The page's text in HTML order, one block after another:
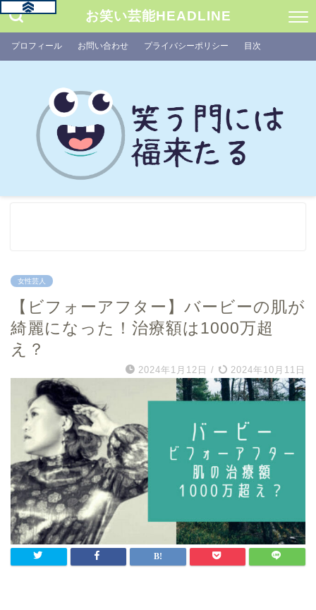
お笑い芸能HEADLINE
プロフィール お問い合わせ プライバシーポリシー 目次
女性芸人
【ビフォーアフター】バービーの肌が
綺麗になった！治療額は1000万超
え？
2024年1月12日 / 2024年10月11日